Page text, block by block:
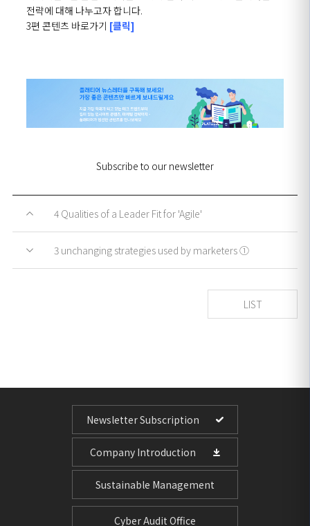
전략에 대해 나누고자 합니다.
3편 콘텐츠 바로가기 [클릭]
Subscribe to our newsletter
4 Qualities of a Leader Fit for 'Agile'
3 unchanging strategies used by marketers ①
LIST
Newsletter Subscription
Company Introduction
Sustainable Management
Cyber Audit Office